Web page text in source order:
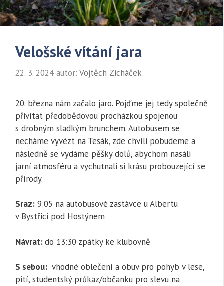
Velošské vítání jara
22. 3. 2024 autor: Vojtěch Zicháček
20. března nám začalo jaro. Pojďme jej tedy společně
přivítat předobědovou procházkou spojenou
s drobným sladkým brunchem. Autobusem se
necháme vyvézt na Tesák, zde chvíli pobudeme a
následně se vydáme pěšky dolů, abychom nasáli
jarní atmosféru a vychutnali si krásu probouzející se
přírody.
Sraz: 9:05 na autobusové zastávce u Albertu
v Bystřici pod Hostýnem
Návrat:do 13:30 zpátky ke klubovně
S sebou: vhodné oblečení a obuv pro pohyb v lese,
pití, studentský průkaz/občanku pro slevu na